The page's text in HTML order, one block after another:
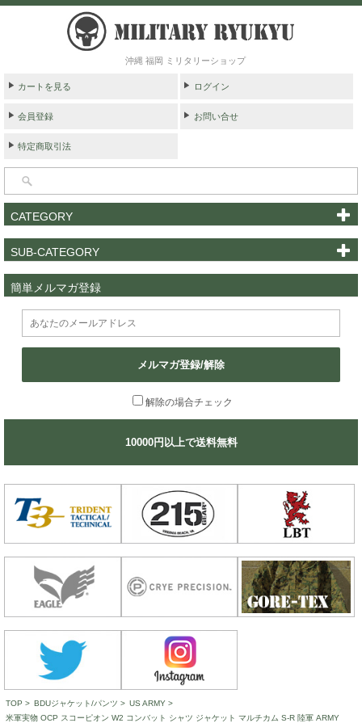
沖縄 福岡 ミリタリーショップ
カートを見る ログイン
会員登録 お問い合せ
特定商取引法
CATEGORY
SUB-CATEGORY
簡単メルマガ登録
メルマガ登録/解除
解除の場合チェック
10000円以上で送料無料
TOP > BDUジャケット/パンツ > US ARMY >
米軍実物 OCP スコーピオン W2 コンバット シャツ ジャケット マルチカム S-R 陸軍 ARMY